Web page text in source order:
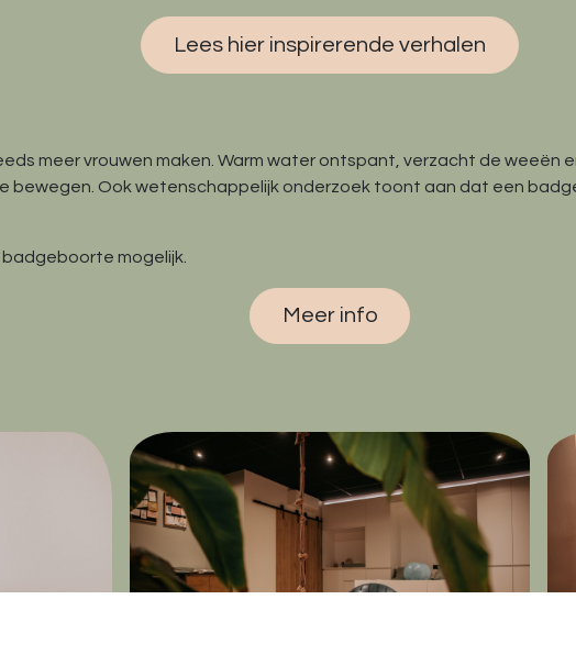
Lees hier inspirerende verhalen
meer vrouwen maken. Warm water ontspant, verzacht de weeën
bewegen. Ook wetenschappelijk onderzoek toont aan dat een
mogelijk.
Meer info